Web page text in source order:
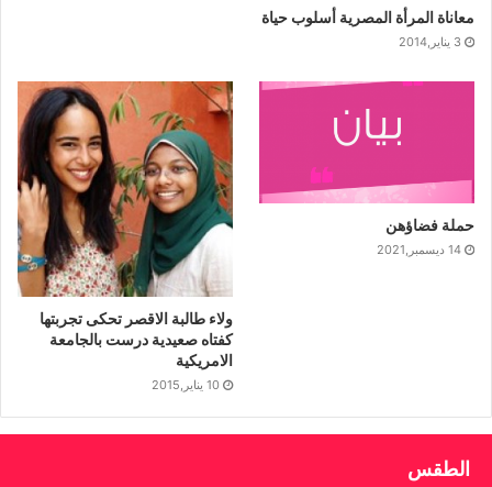
معاناة المرأة المصرية أسلوب حياة
3 يناير,2014
حملة فضاؤهن
14 ديسمبر,2021
ولاء طالبة الاقصر تحكى تجربتها
كفتاه صعيدية درست بالجامعة
الامريكية
10 يناير,2015
الطقس